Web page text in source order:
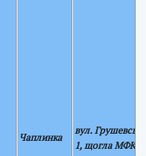
Чаплинка
вул.
1, щогла